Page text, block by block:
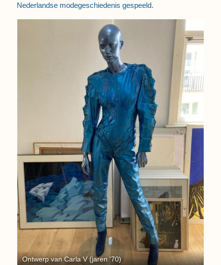
Nederlandse modegeschiedenis gespeeld.
Ontwerp van Carla V (jaren '70)